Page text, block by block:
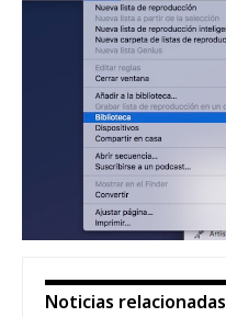
Noticias relacionadas